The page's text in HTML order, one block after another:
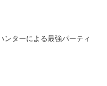
ンターによる最強パーティ